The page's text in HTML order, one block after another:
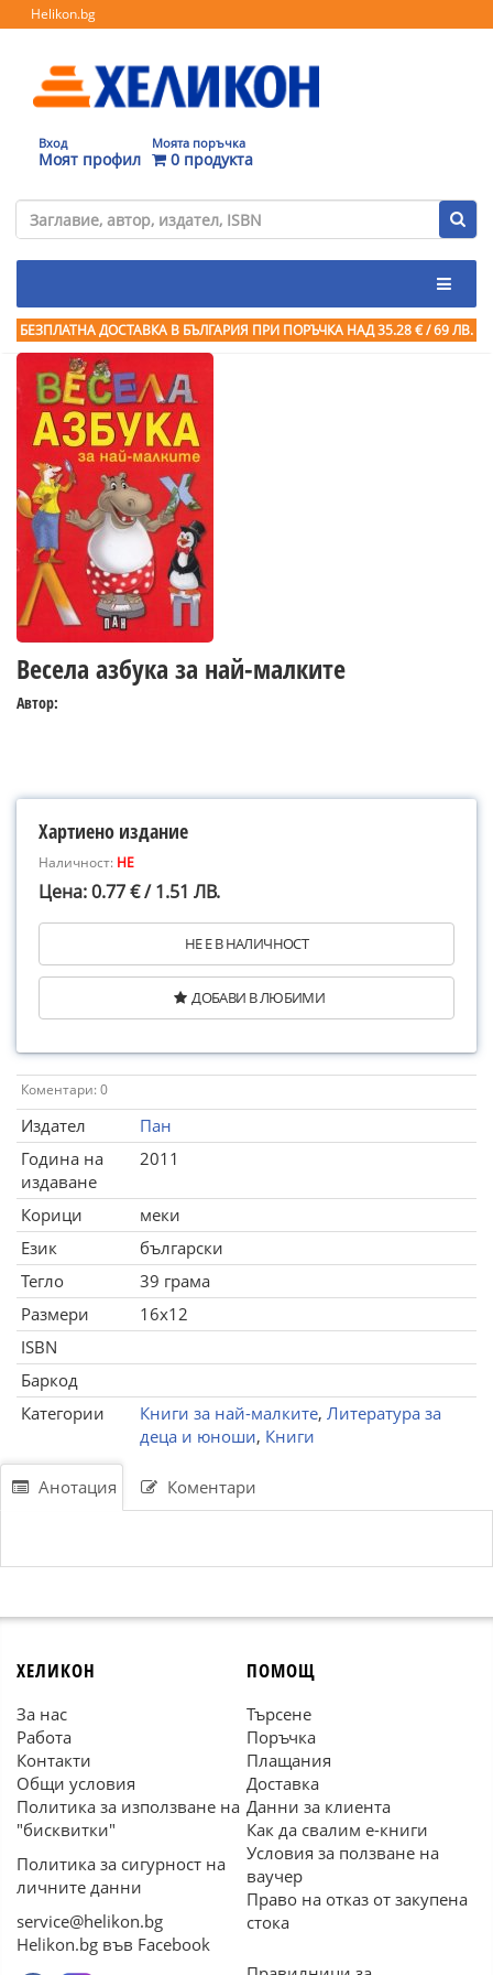
Helikon.bg
Вход
Моят профил
Моята поръчка
0 продукта
БЕЗПЛАТНА ДОСТАВКА В БЪЛГАРИЯ ПРИ ПОРЪЧКА НАД 35.28 € / 69 ЛВ.
Весела азбука за най-малките
Автор:
Хартиено издание
Наличност: НЕ
Цена: 0.77 € / 1.51 ЛВ.
НЕ Е В НАЛИЧНОСТ
ДОБАВИ В ЛЮБИМИ
Коментари: 0
Издател
Пан
Година на
издаване
2011
Корици
меки
Език
български
Тегло
39 грама
Размери
16x12
ISBN
Баркод
Категории
Книги за най-малките, Литература за
деца и юноши, Книги
Анотация Коментари
ХЕЛИКОН
За нас
Работа
Контакти
Общи условия
Политика за използване на
"бисквитки"
Политика за сигурност на
личните данни
service@helikon.bg
Helikon.bg във Facebook
ПОМОЩ
Търсене
Поръчка
Плащания
Доставка
Данни за клиента
Как да свалим е-книги
Условия за ползване на
ваучер
Право на отказ от закупена
стока